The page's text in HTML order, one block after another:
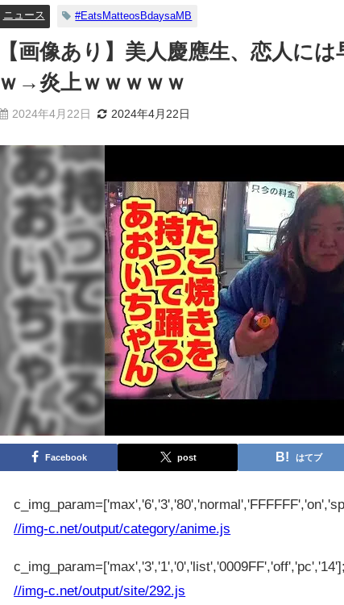
ニュース #EatsMatteosBdaysaMB
【画像あり】美人慶應生、恋人に
ｗ→炎上ｗｗｗｗｗ
2024年4月22日 2024年4月22日
Facebook post はてブ
//img-c.net/output/category/anime.js
c_img_param=['max','3','1','0','list','0009FF','off','pc','14'];
//img-c.net/output/site/292.js